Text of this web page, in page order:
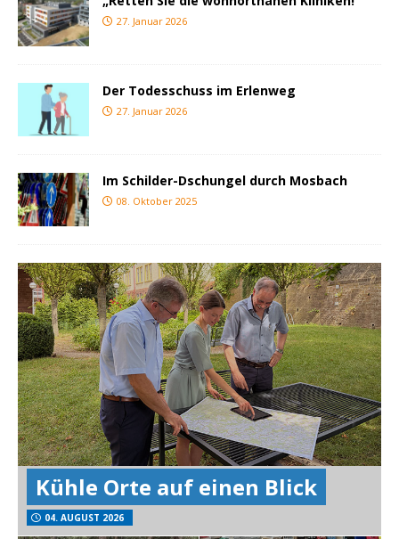
27. Januar 2026
Der Todesschuss im Erlenweg
27. Januar 2026
Im Schilder-Dschungel durch Mosbach
08. Oktober 2025
Kühle Orte auf einen Blick
04. AUGUST 2026